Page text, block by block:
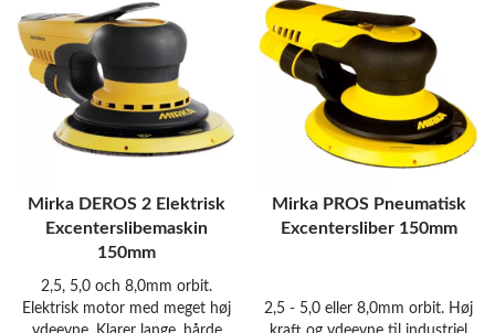
Mirka DEROS 2 Elektrisk
Excenterslibemaskin
150mm
2,5, 5,0 och 8,0mm orbit.
Elektrisk motor med meget høj
Mirka PROS Pneumatisk
Excentersliber 150mm
2,5 - 5,0 eller 8,0mm orbit. Høj